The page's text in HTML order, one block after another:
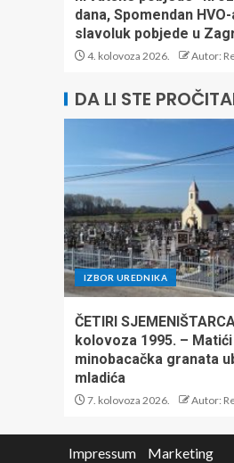
dana, Spomendan
slavoluk pobjede u
4. kolovoza 2026. Autor:
DA LI STE
IZBOR UREDNIKA
ČETIRI
kolovoza 1995. –
minobacačka granata
mladića
7. kolovoza 2026. Autor:
Impressum Marketing